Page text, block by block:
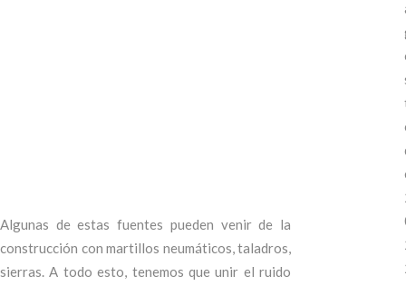
Algunas de estas fuentes pueden venir de la
construcción con martillos neumáticos, taladros,
sierras. A todo esto, tenemos que unir el ruido